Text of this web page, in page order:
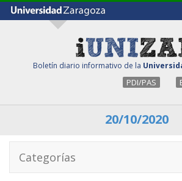
Boletín diario informativo de la
PDI/PAS
20/10/2020
Categorías